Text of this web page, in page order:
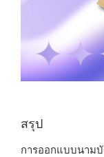
สรุป
การออกแบบนาม